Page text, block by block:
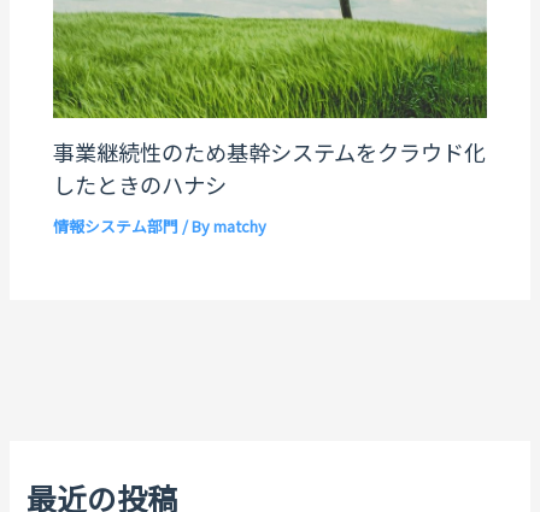
事業継続性のため基幹システムをクラウド化
したときのハナシ
情報システム部門 / Bymatchy
最近の投稿